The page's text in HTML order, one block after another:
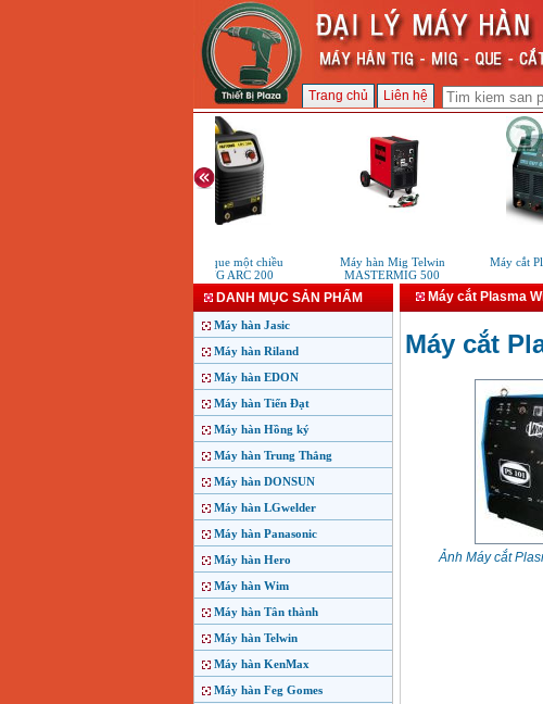
Trang chủ Liên hệ
Máy hàn que một chiều
HUTONG ARC 200
Máy hàn Mig Telwin
MASTERMIG 500
Máy cắt
DANH MỤC SẢN PHẨM
Máy hàn Jasic
Máy hàn Riland
Máy hàn EDON
Máy hàn Tiến Đạt
Máy hàn Hồng ký
Máy hàn Trung Thắng
Máy hàn DONSUN
Máy hàn LGwelder
Máy hàn Panasonic
Máy hàn Hero
Máy hàn Wim
Máy hàn Tân thành
Máy hàn Telwin
Máy hàn KenMax
Máy hàn Feg Gomes
Máy cắt Plasma
Máy cắt
Ảnh Máy cắt